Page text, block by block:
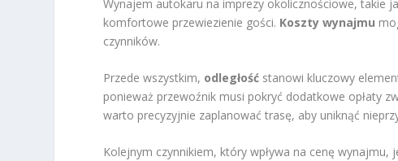
Wynajem autokaru na imprezy okolicznościowe, takie
komfortowe przewiezienie gości. Koszty wynajmu
czynników.
Przede wszystkim, odległość stanowi kluczowy
ponieważ przewoźnik musi pokryć dodatkowe opłaty
warto precyzyjnie zaplanować trasę, aby uniknąć
Kolejnym czynnikiem, który wpływa na cenę wynajmu,